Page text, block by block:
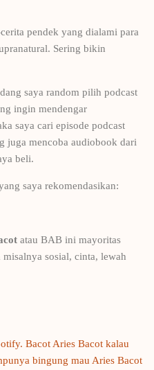
pendek yang dialami para
Sering bikin
saya random pilih podcast
ingin mendengar
saya cari episode podcast
juga mencoba audiobook dari
beli.
saya rekomendasikan:
atau BAB ini mayoritas
sosial, cinta, lewah
Bacot Aries Bacot kalau
bingung mau Aries Bacot